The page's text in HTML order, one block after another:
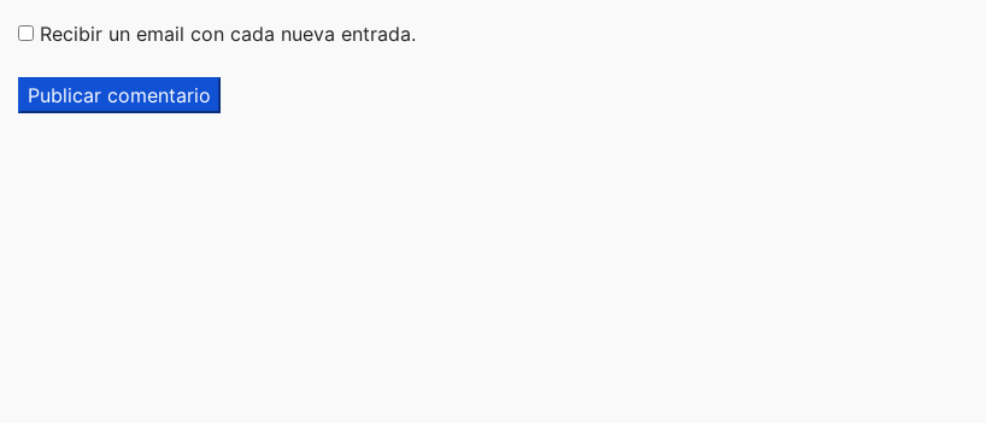
Recibir un email con cada nueva entrada.